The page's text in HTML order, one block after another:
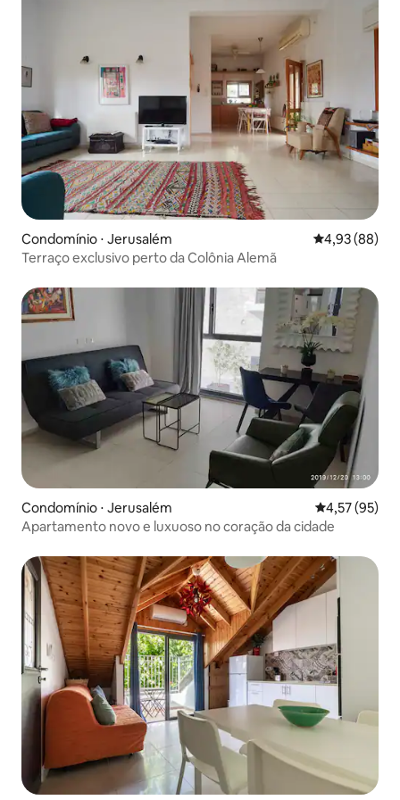
Condomínio ⋅ Jerusalém 4,93 de uma
4,93 (88)
Terraço exclusivo perto da Colônia Alemã
Condomínio ⋅ Jerusalém 4,57 de uma
4,57 (95)
Apartamento novo e luxuoso no coração da cidade